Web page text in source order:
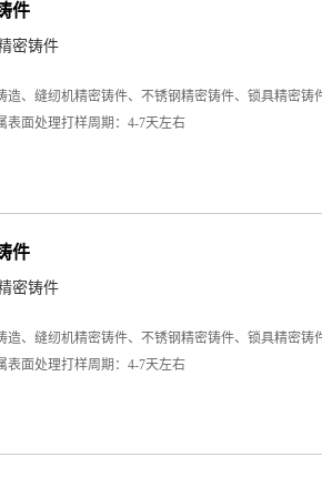
件
密铸件
造、缝纫机精密铸件、不锈钢精密铸件、锁具精密
表面处理打样周期：4-7天左右
件
密铸件
造、缝纫机精密铸件、不锈钢精密铸件、锁具精密
表面处理打样周期：4-7天左右